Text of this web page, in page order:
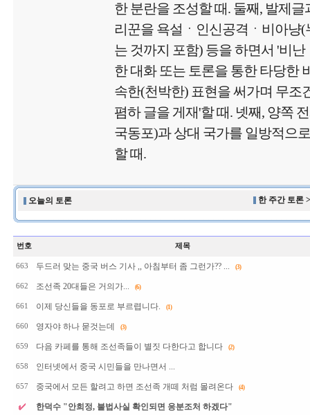
한 분란을 조성할 때. 둘째, 발제
리꾼을 욕설ㆍ인신공격ㆍ비아냥
는 것까지 포함) 등을 하면서 '비
한 대화 또는 토론을 통한 타당한
속한(천박한) 표현을 써가며 무조
폄하 글을 게재'할 때. 넷째, 양쪽
국동포)과 상대 국가를 일방적으
할 때.
오늘의 토론 한 주간 토론
번호 제목
663 두드러 맞는 중국 버스 기사 ,, 아침부터 좀 그런가?? ... (3)
662 조선족 20대들은 거의가... (6)
661 이제 당신들을 동포로 부르렵니다. (1)
660 영자야 하나 묻것는데 (3)
659 다음 카페를 통해 조선족들이 별짓 다한다고 합니다 (2)
658 인터넷에서 중국 시민들을 만나면서 ...
657 중국에서 모든 할려고 하면 조선족 개떼 처럼 몰려온다 (4)
한덕수 "안희정, 불법사실 확인되면 응분조처 하겠다"